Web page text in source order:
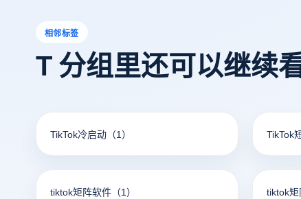
相邻标签
T 分组里还可以继续
TikTok冷启动 （1） TikTok
tiktok矩阵软件 （1） tiktok